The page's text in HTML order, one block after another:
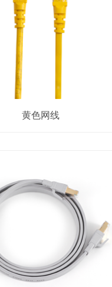
黄色网线